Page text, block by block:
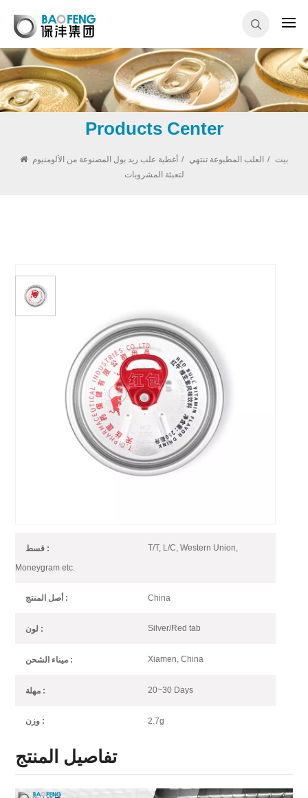
Products Center
بيت / العلب المطبوعة تنتهي / أغطية علب ريد بول المصنوعة من الألومنيوم
لتعبئة المشروبات
أغطية علب ريد بول المصنوعة من
الألومنيوم لتعبئة المشروبات
يمكننا إضافة شعار مخصص أو أي طباعة مطلوبة على أغطية العلب
200/202/SOT/RPT/SOE/LOE
Printed Can Ends for Aluminum
قسط : T/T, L/C, Western Union,
Moneygram etc.
أصل المنتج : China
لون : Silver/Red tab
ميناء الشحن : Xiamen, China
مهلة : 20~30 Days
وزن : 2.7g
تفاصيل المنتج